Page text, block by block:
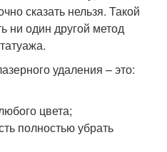
сказать нельзя. Такой
ни один другой метод
удаления – это:
цвета;
полностью убрать